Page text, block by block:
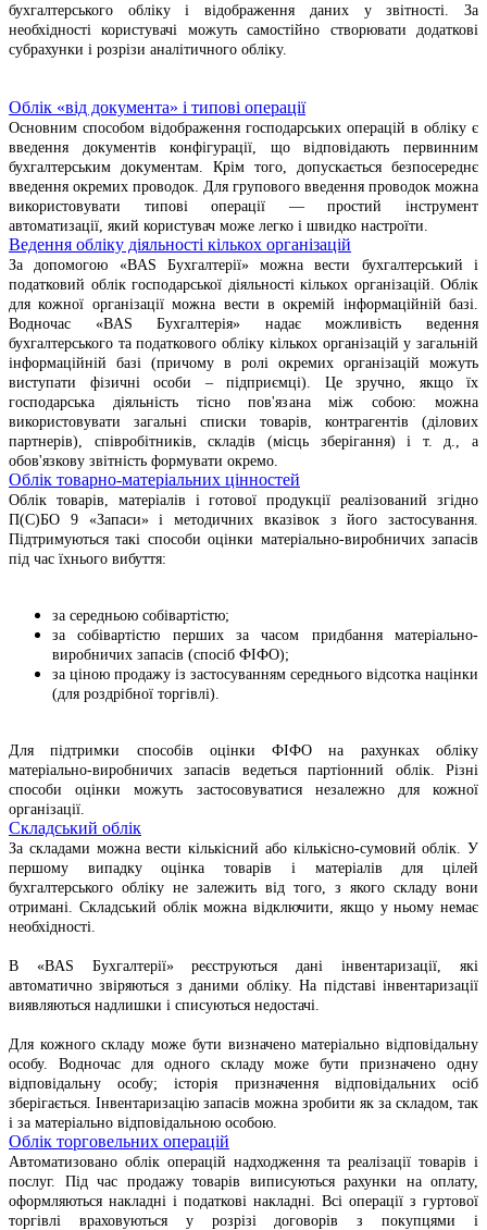
бухгалтерського обліку і відображення даних у звітності. За
необхідності користувачі можуть самостійно створювати додаткові
субрахунки і розрізи аналітичного обліку.
Облік «від документа» і типові операції
Основним способом відображення господарських операцій в обліку є
введення документів конфігурації, що відповідають первинним
бухгалтерським документам. Крім того, допускається безпосереднє
введення окремих проводок. Для групового введення проводок можна
використовувати типові операції — простий інструмент
автоматизації, який користувач може легко і швидко настроїти.
Ведення обліку діяльності кількох організацій
За допомогою «BAS Бухгалтерії» можна вести бухгалтерський і
податковий облік господарської діяльності кількох організацій. Облік
для кожної організації можна вести в окремій інформаційній базі.
Водночас «BAS Бухгалтерія» надає можливість ведення
бухгалтерського та податкового обліку кількох організацій у загальній
інформаційній базі (причому в ролі окремих організацій можуть
виступати фізичні особи – підприємці). Це зручно, якщо їх
господарська діяльність тісно пов'язана між собою: можна
використовувати загальні списки товарів, контрагентів (ділових
партнерів), співробітників, складів (місць зберігання) і т. д., а
обов'язкову звітність формувати окремо.
Облік товарно-матеріальних цінностей
Облік товарів, матеріалів і готової продукції реалізований згідно
П(С)БО 9 «Запаси» і методичних вказівок з його застосування.
Підтримуються такі способи оцінки матеріально-виробничих запасів
під час їхнього вибуття:
за середньою собівартістю;
за собівартістю перших за часом придбання матеріально-
виробничих запасів (спосіб ФІФО);
за ціною продажу із застосуванням середнього відсотка націнки
(для роздрібної торгівлі).
Для підтримки способів оцінки ФІФО на рахунках обліку
матеріально-виробничих запасів ведеться партіонний облік. Різні
способи оцінки можуть застосовуватися незалежно для кожної
організації.
Складський облік
За складами можна вести кількісний або кількісно-сумовий облік. У
першому випадку оцінка товарів і матеріалів для цілей
бухгалтерського обліку не залежить від того, з якого складу вони
отримані. Складський облік можна відключити, якщо у ньому немає
необхідності.
В «BAS Бухгалтерії» реєструються дані інвентаризації, які
автоматично звіряються з даними обліку. На підставі інвентаризації
виявляються надлишки і списуються недостачі.
Для кожного складу може бути визначено матеріально відповідальну
особу. Водночас для одного складу може бути призначено одну
відповідальну особу; історія призначення відповідальних осіб
зберігається. Інвентаризацію запасів можна зробити як за складом, так
і за матеріально відповідальною особою.
Облік торговельних операцій
Автоматизовано облік операцій надходження та реалізації товарів і
послуг. Під час продажу товарів виписуються рахунки на оплату,
оформляються накладні і податкові накладні. Всі операції з гуртової
торгівлі враховуються у розрізі договорів з покупцями і